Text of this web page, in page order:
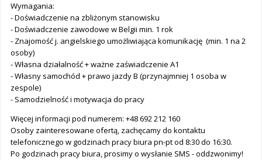
Wymagania:
- Doświadczenie na zbliżonym stanowisku
- Doświadczenie zawodowe w Belgii min. 1 rok
- Znajomość j. angielskiego umożliwiająca komunikację (min. 1 na 2
osoby)
- Własna działalność + ważne zaświadczenie A1
- Własny samochód + prawo jazdy B (przynajmniej 1 osoba w
zespole)
- Samodzielność i motywacja do pracy
Więcej informacji pod numerem: +48 692 212 160
Osoby zainteresowane ofertą, zachęcamy do kontaktu
telefonicznego w godzinach pracy biura pn-pt od 8:30 do 16:30.
Po godzinach pracy biura, prosimy o wysłanie SMS - oddzwonimy!